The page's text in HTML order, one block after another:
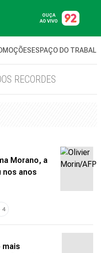
OUÇA
AO VIVO
ESPAÇO DO
RECORDES
Morano, a
nos anos
4
mais